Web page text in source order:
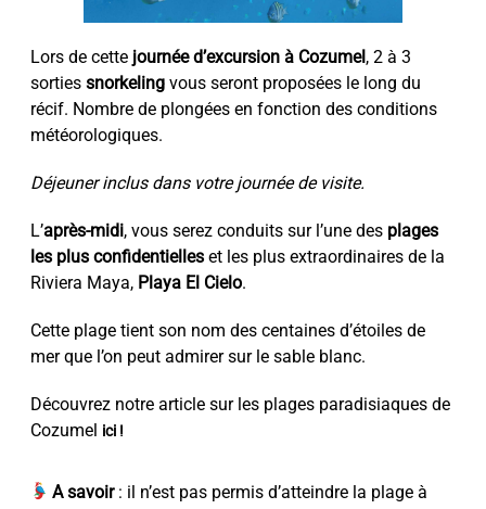
Lors de cette journée d’excursion à Cozumel , 2 à 3
sorties snorkelingvous seront proposées le long du
récif. Nombre de plongées en fonction des conditions
météorologiques.
Déjeuner inclus dans votre journée de visite.
L’après-midi, vous serez conduits sur l’une des plages
les plus confidentielleset les plus extraordinaires de la
Riviera Maya, Playa El Cielo.
Cette plage tient son nom des centaines d’étoiles de
mer que l’on peut admirer sur le sable blanc.
Découvrez notre article sur les plages paradisiaques de
Cozumel ici !
A savoir: il n’est pas permis d’atteindre la plage à